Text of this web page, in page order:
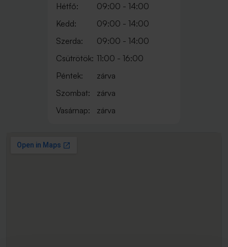
Hétfő:
09:00 - 14:00
Kedd:
09:00 - 14:00
Szerda:
09:00 - 14:00
Csütrötök: 11:00 - 16:00
Péntek:
zárva
Szombat:
zárva
Vasárnap:
zárva